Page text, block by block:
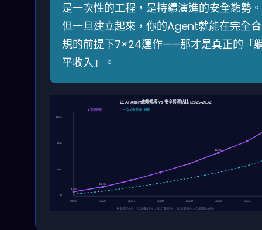
是一次性的工程，是持續演進的安全態勢。
但一旦建立起來，你的Agent就能在完全合
規的前提下7×24運作——那才是真正的「
平收入」。
📈 AI Agent市場規模 vs 安全投資佔比 (2025-2032)
2025 2026 2027 2028 2029 2030 2031
$30B
$60B
$90B+
$7.6B
$10.9B
$50.3B
■ 市場規模 — 安全投資佔比趨勢
安全投資佔比：2025年15% → 2027年25% → 2032年35%（合規驅動加速）